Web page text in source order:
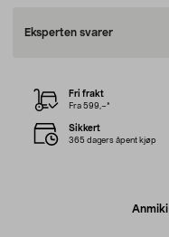
Eksperten svarer
Anmiki
Fri frakt
Fra 599,–*
Sikkert
365 dagers åpent kjøp